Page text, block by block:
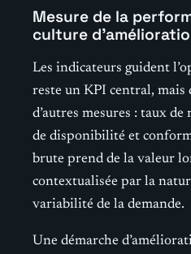
Mesure de la
culture
Les indicateurs guident
reste un KPI central, mais
d’autres mesures : taux
de disponibilité et
brute prend de la valeur
contextualisée par la
variabilité de la demande.
Une démarche